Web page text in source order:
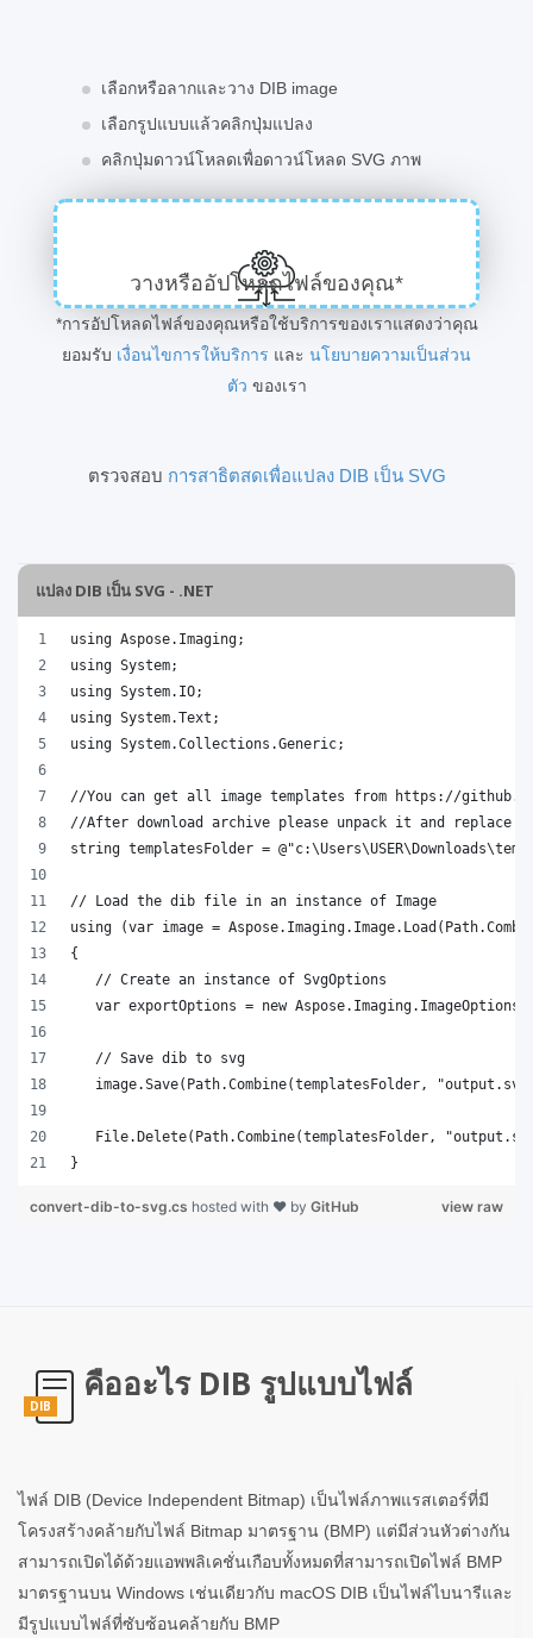
เลือกหรือลากและวาง DIB image
เลือกรูปแบบแล้วคลิกปุ่มแปลง
คลิกปุ่มดาวน์โหลดเพื่อดาวน์โหลด SVG ภาพ
วางหรืออัปโหลดไฟล์ของคุณ*
*การอัปโหลดไฟล์ของคุณหรือใช้บริการของเราแสดงว่าคุณ
ยอมรับ เงื่อนไขการให้บริการ และ นโยบายความเป็นส่วน
ตัว ของเรา
ตรวจสอบ การสาธิตสดเพื่อแปลง DIB เป็น SVG
แปลง DIB เป็น SVG - .NET
}
view raw
convert-dib-to-svg.cs hosted with ❤ by GitHub
DIB
คืออะไร DIB รูปแบบไฟล์
ไฟล์ DIB (Device Independent Bitmap) เป็นไฟล์ภาพแรสเตอร์ที่มี
โครงสร้างคล้ายกับไฟล์ Bitmap มาตรฐาน (BMP) แต่มีส่วนหัวต่างกัน
สามารถเปิดได้ด้วยแอพพลิเคชั่นเกือบทั้งหมดที่สามารถเปิดไฟล์ BMP
มาตรฐานบน Windows เช่นเดียวกับ macOS DIB เป็นไฟล์ไบนารีและ
มีรูปแบบไฟล์ที่ซับซ้อนคล้ายกับ BMP